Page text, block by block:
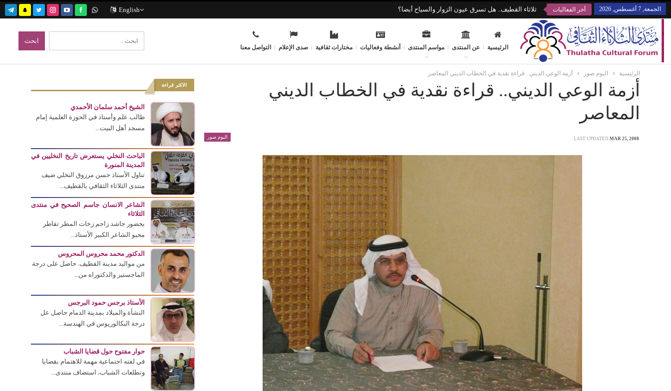
English الجمعة, 7 أغسطس, 2026 أخر الفعاليات ثلاثاء القطيف.. هل تسرق عيون الزوار والسياح أيضا؟
الرئيسية عن المنتدى مواسم المنتدى أنشطة وفعاليات مختارات ثقافية صدى الإعلام التواصل معنا
الرئيسية البوم صور أزمة الوعي الديني.. قراءة نقدية في الخطاب الديني المعاصر
أزمة الوعي الديني.. قراءة نقدية في الخطاب الديني
المعاصر
البوم صور LAST UPDATED MAR 25, 2008
الاكثر قراءة
الشيخ أحمد سلمان الأحمدي
طالب علم وأستاذ في الحوزة العلمية إمام
مسجد أهل البيت...
الباحث النخلي يستعرض تاريخ النخليين في
المدينة المنورة
تناول الأستاذ حسن مرزوق النخلي ضيف
منتدى الثلاثاء الثقافي بالقطيف...
الشاعر الانسان جاسم الصحيح في منتدى
الثلاثاء
بحضور حاشد زاحم زخات المطر تقاطر
محبو الشاعر الكبير الأستاذ...
الدكتور محمد محروس المحروس
من مواليد مدينة القطيف. حاصل على درجة
الماجستير والدكتوراه من...
الأستاذ برجس حمود البرجس
النشأة والميلاد بمدينة الدمام حاصل عل
درجة البكالوريوس في الهندسة...
حوار مفتوح حول قضايا الشباب
في لفته اجتماعية مهمة للاهتمام بقضايا
وتطلعات الشباب، استضاف منتدى...